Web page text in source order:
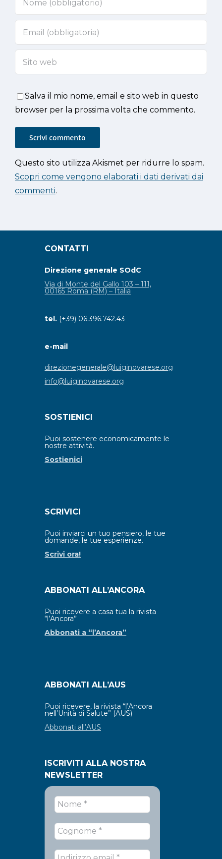
Salva il mio nome, email e sito web in questo
browser per la prossima volta che commento.
Questo sito utilizza Akismet per ridurre lo spam.
Scopri come vengono elaborati i dati derivati dai
commenti.
CONTATTI
Direzione generale SOdC
Via di Monte del Gallo 103 – 111,
00165 Roma (RM) – Italia
tel. (+39) 06.396.742.43
e-mail
direzionegenerale@luiginovarese.org
info@luiginovarese.org
SOSTIENICI
Puoi sostenere economicamente le
nostre attività.
Sostienici
SCRIVICI
Puoi inviarci un tuo pensiero, le tue
domande, le tue esperienze.
Scrivi ora!
ABBONATI ALL’ANCORA
Puoi ricevere a casa tua la rivista
“l’Ancora”
Abbonati a “l’Ancora”
ABBONATI ALL’AUS
Puoi ricevere, la rivista “l’Ancora
nell’Unità di Salute” (AUS)
Abbonati all’AUS
ISCRIVITI ALLA NOSTRA
NEWSLETTER